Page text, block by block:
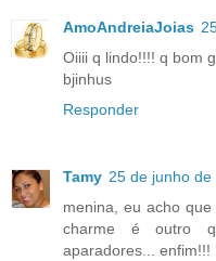
AmoAndreiaJoias
Oiiii q lindo!!!! q bom
bjinhus
Responder
Tamy 25 de junho de
menina, eu acho
charme é outro
aparadores... enfim!!!